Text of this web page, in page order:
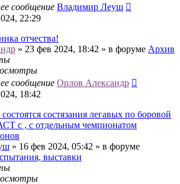
сообщение Владимир Леуш
22:29
отчества!
» 23 фев 2024, 18:42 » в форуме Архив
сообщение Орлов Александр
18:42
состязания легавых по боровой
с , с отдельным чемпионатом
» 16 фев 2024, 05:42 » в форуме
выставки